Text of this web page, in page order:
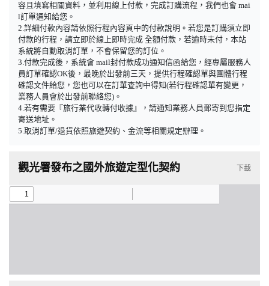
容且填寫相關資料，並利用線上付款，完成訂購流程，我們也會 mai
l訂單通知給您。
2.詳細付款內容請依照行程內容頁中的付款說明。若您是訂購須立即
付款的行程，請立即於線上即時完成 全額付款，若逾時未付，本站
系統將自動取消訂單，不會保留您的訂位。
3.付款完成後，系統會 mail封付款成功通知信函給您，經專屬服務人
員訂單確認OK後，最晚於出發前三天，提供行程確認單與團體行程
確認文件給您，您也可以在訂單查詢中得知(若行程確認單有變更，
業務人員會於出發前聯絡您)。
4.若有需要『旅行業代收轉付收據』，請通知業務人員郵寄到您指定
寄送地址。
5.取消訂單/退貨依照旅遊契約、金流等相關規定辦理。
觀光署發布之國外旅遊定型化契約 下載